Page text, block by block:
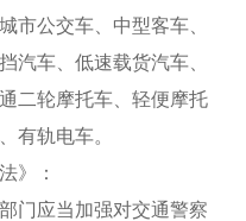
市公交车、中型客车、
汽车、低速载货汽车、
二轮摩托车、轻便摩托
有轨电车。
》：
门应当加强对交通警察